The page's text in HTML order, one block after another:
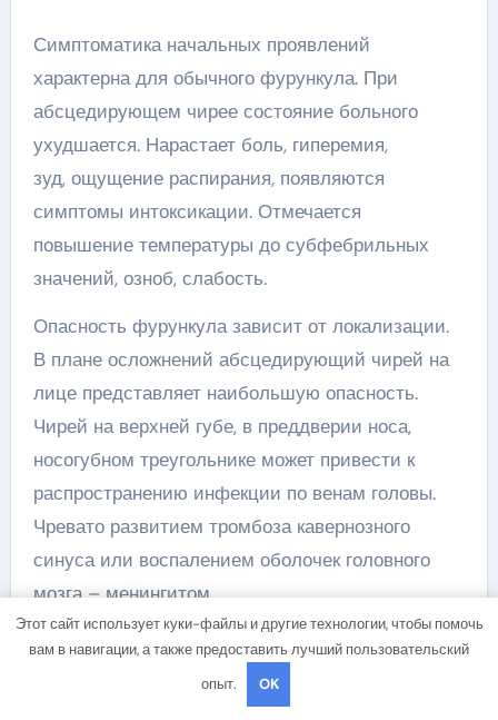
Симптоматика начальных проявлений
характерна для обычного фурункула. При
абсцедирующем чирее состояние больного
ухудшается. Нарастает боль, гиперемия,
зуд, ощущение распирания, появляются
симптомы интоксикации. Отмечается
повышение температуры до субфебрильных
значений, озноб, слабость.
Опасность фурункула зависит от локализации.
В плане осложнений абсцедирующий чирей на
лице представляет наибольшую опасность.
Чирей на верхней губе, в преддверии носа,
носогубном треугольнике может привести к
распространению инфекции по венам головы.
Чревато развитием тромбоза кавернозного
синуса или воспалением оболочек головного
мозга – менингитом.
Фурункулы в данной области возникают в
результате частой травматизации кожи во
время бритья либо привычки трогать лицо
Этот сайт использует куки-файлы и другие технологии, чтобы помочь
вам в навигации, а также предоставить лучший пользовательский
опыт.
OK